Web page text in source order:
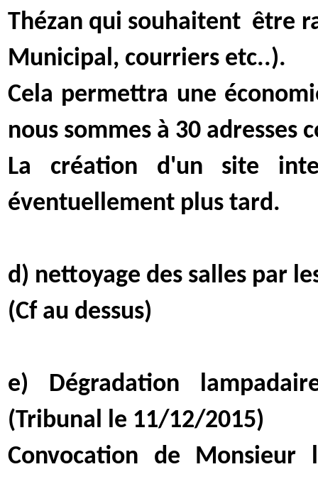
Thézan qui souhaitent être
Municipal, courriers etc..).
Cela permettra une
nous sommes à 30 adresses
La création d'un site
éventuellement plus tard.
d) nettoyage des salles par
(Cf au dessus)
e) Dégradation
(Tribunal le 11/12/2015)
Convocation de